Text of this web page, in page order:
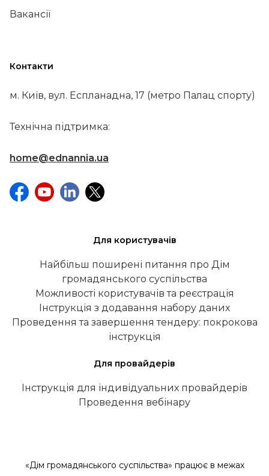
Вакансії
Контакти
м. Київ, вул. Еспланадна, 17 (метро Палац спорту)
Технічна підтримка:
home@ednannia.ua
Для користувачів
Найбільш поширені питання про Дім
громадянського суспільства
Можливості користувачів та реєстрація
Інструкція з додавання набору даних
Проведення та завершення тендеру: покрокова
інструкція
Для провайдерів
Інструкція для індивідуальних провайдерів
Проведення вебінару
«Дім громадянського суспільства» працює в межах